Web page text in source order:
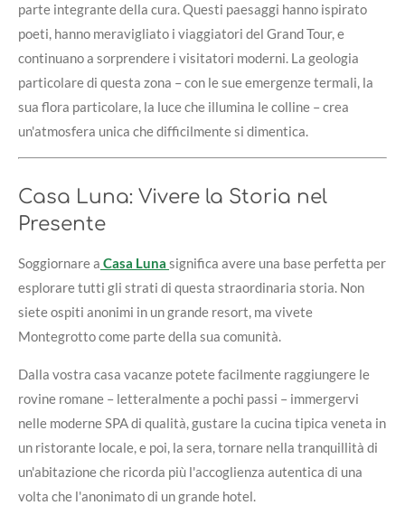
parte integrante della cura. Questi paesaggi hanno ispirato
poeti, hanno meravigliato i viaggiatori del Grand Tour, e
continuano a sorprendere i visitatori moderni. La geologia
particolare di questa zona – con le sue emergenze termali, la
sua flora particolare, la luce che illumina le colline – crea
un'atmosfera unica che difficilmente si dimentica.
Casa Luna: Vivere la Storia nel
Presente
Soggiornare a Casa Luna significa avere una base perfetta per
esplorare tutti gli strati di questa straordinaria storia. Non
siete ospiti anonimi in un grande resort, ma vivete
Montegrotto come parte della sua comunità.
Dalla vostra casa vacanze potete facilmente raggiungere le
rovine romane – letteralmente a pochi passi – immergervi
nelle moderne SPA di qualità, gustare la cucina tipica veneta in
un ristorante locale, e poi, la sera, tornare nella tranquillità di
un'abitazione che ricorda più l'accoglienza autentica di una
volta che l'anonimato di un grande hotel.